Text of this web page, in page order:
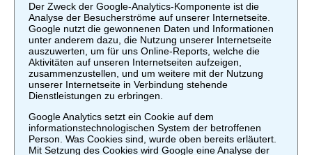
Der Zweck der Google-Analytics-Komponente ist die
Analyse der Besucherströme auf unserer Internetseite.
Google nutzt die gewonnenen Daten und Informationen
unter anderem dazu, die Nutzung unserer Internetseite
auszuwerten, um für uns Online-Reports, welche die
Aktivitäten auf unseren Internetseiten aufzeigen,
zusammenzustellen, und um weitere mit der Nutzung
unserer Internetseite in Verbindung stehende
Dienstleistungen zu erbringen.
Google Analytics setzt ein Cookie auf dem
informationstechnologischen System der betroffenen
Person. Was Cookies sind, wurde oben bereits erläutert.
Mit Setzung des Cookies wird Google eine Analyse der